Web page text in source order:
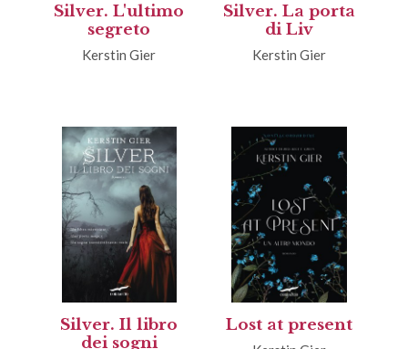
Silver. L'ultimo
segreto
Kerstin Gier
Silver. La porta
di Liv
Kerstin Gier
Silver. Il libro
dei sogni
Lost at present